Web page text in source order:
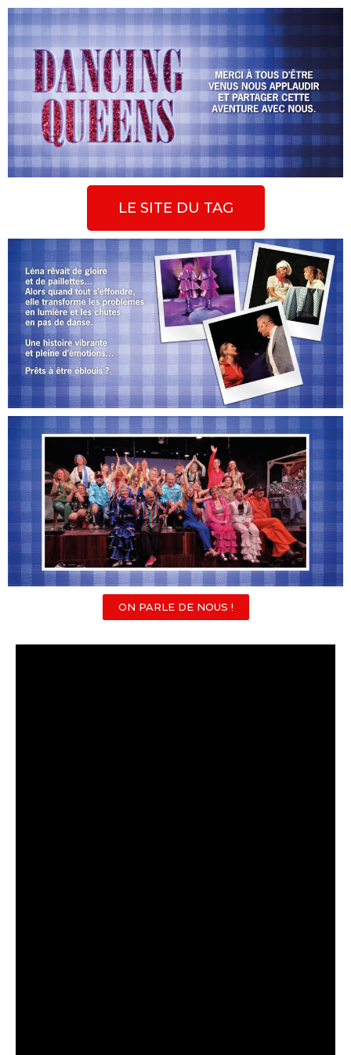
LE SITE DU TAG
ON PARLE DE NOUS !